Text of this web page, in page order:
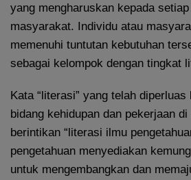
yang mengharuskan kepada
masyarakat. Individu atau
memenuhi tuntutan kebutuhan
sebagai kelompok dengan tingkat
Kata “literasi” yang telah
bidang kehidupan dan pekerjaan
berintikan “literasi ilmu
pengetahuan menyediakan
untuk mengembangkan dan